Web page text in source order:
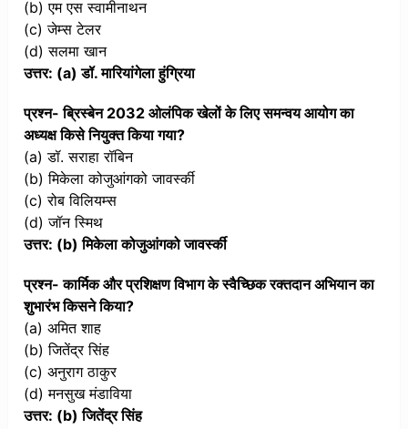
(b) एम एस स्वामीनाथन
(c) जेम्स टेलर
(d) सलमा खान
उत्तर: (a) डॉ. मारियांगेला हुंग्रिया
प्रश्न- ब्रिस्बेन 2032 ओलंपिक खेलों के लिए समन्वय आयोग का
अध्यक्ष किसे नियुक्त किया गया?
(a) डॉ. सराहा रॉबिन
(b) मिकेला कोजुआंगको जावर्स्की
(c) रोब विलियम्स
(d) जॉन स्मिथ
उत्तर: (b) मिकेला कोजुआंगको जावर्स्की
प्रश्न- कार्मिक और प्रशिक्षण विभाग के स्वैच्छिक रक्तदान अभियान का
शुभारंभ किसने किया?
(a) अमित शाह
(b) जितेंद्र सिंह
(c) अनुराग ठाकुर
(d) मनसुख मंडाविया
उत्तर: (b) जितेंद्र सिंह